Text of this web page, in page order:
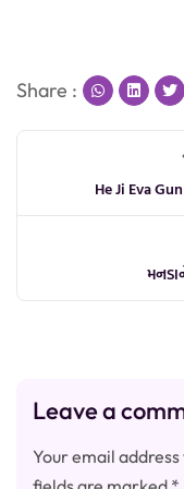
Share :
He Ji Eva
Leave a
Your email